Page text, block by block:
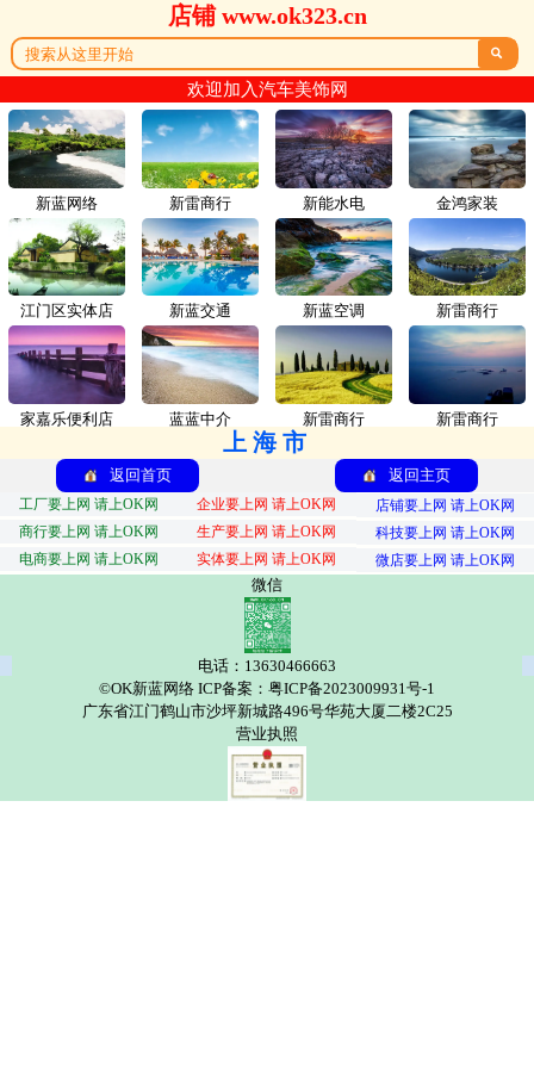
店铺 www.ok323.cn

欢迎加入汽车美饰网
新蓝网络 新雷商行
江门区实体店 新蓝交通
家嘉乐便利店 蓝蓝中介
新能水电 金鸿家装
新蓝空调 新雷商行
新雷商行 新雷商行
上海市
返回首页 返回主页
工厂要上网 请上OK网 企业要上网 请上OK网
店铺要上网 请上OK网
商行要上网 请上OK网
生产要上网 请上OK网
科技要上网 请上OK网
电商要上网 请上OK网
实体要上网 请上OK网 微店要上网 请上OK网
微信
电话：13630466663
©OK新蓝网络 ICP备案：粤ICP备2023009931号-1
广东省江门鹤山市沙坪新城路496号华苑大厦二楼2C25
营业执照